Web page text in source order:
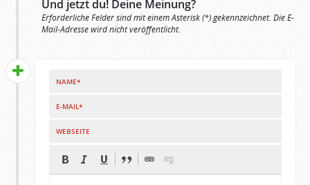
Und jetzt du! Deine Meinung?
Erforderliche Felder sind mit einem Asterisk (*) gekennzeichnet. Die E-
Mail-Adresse wird nicht veröffentlicht.
NAME*
E-MAIL*
WEBSEITE